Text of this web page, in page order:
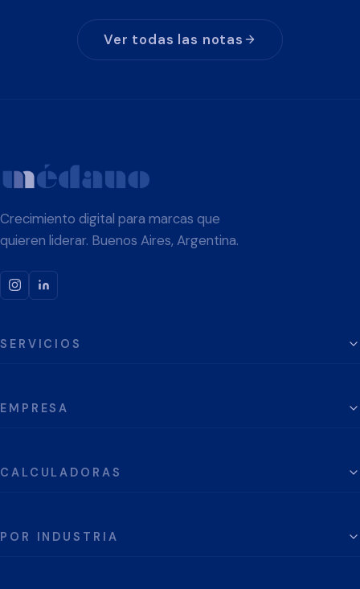
Ver todas las notas
Crecimiento digital para marcas que
quieren liderar. Buenos Aires, Argentina.
SERVICIOS
EMPRESA
CALCULADORAS
POR INDUSTRIA